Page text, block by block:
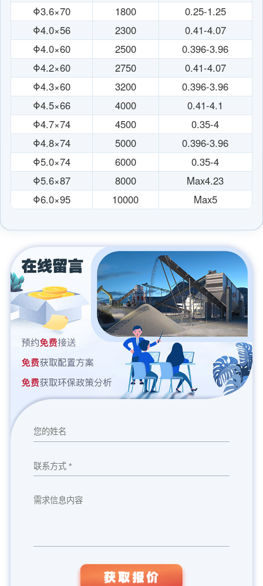
Φ3.6×70
1800
0.25-1.25
Φ4.0×56
2300
0.41-4.07
Φ4.0×60
2500
0.396-3.96
Φ4.2×60
2750
0.41-4.07
Φ4.3×60
3200
0.396-3.96
Φ4.5×66
4000
0.41-4.1
Φ4.7×74
4500
0.35-4
Φ4.8×74
5000
0.396-3.96
Φ5.0×74
6000
0.35-4
Φ5.6×87
8000
Max4.23
Φ6.0×95
10000 Max5